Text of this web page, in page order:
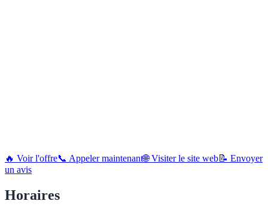
🔥 Voir l'offre📞 Appeler maintenant🌐 Visiter le site web📝 Envoyer
un avis
Horaires